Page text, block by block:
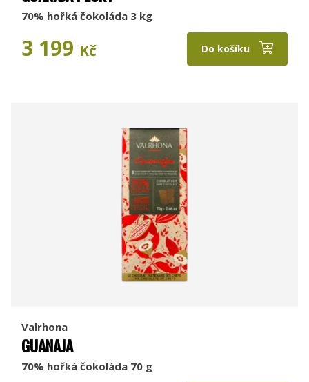
70% hořká čokoláda 3 kg
3 199 Kč Do košíku
Valrhona
GUANAJA
70% hořká čokoláda 70 g